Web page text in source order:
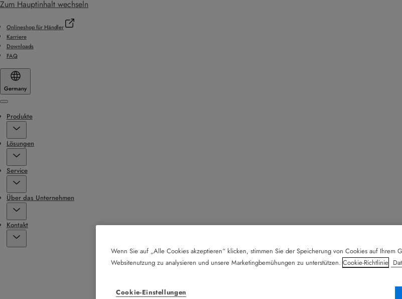
Zum Hauptinhalt wechseln
Onlineshop für Händler
Karriere
Downloads
FAQ
Germany
Menu
Produkte
Lösungen
Service
Über das Unternehmen
Kontakt
Wenn Sie auf „Alle Cookies akzeptieren“ klicken, stimmen Sie der Speicherung von Cookies auf Ihrem
Websitenutzung zu analysieren und unsere Marketingbemühungen zu unterstützen. Cookie-Richtlinie
Cookie-Einstellungen